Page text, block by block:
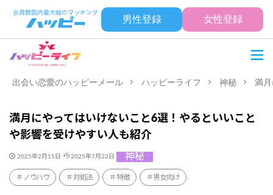
男性登録 女性登録
出会い恋愛のハッピーメール ハッピーライフ 神秘 満
満月にやってはいけないこと6選！やるといいこと
や影響を受けやすい人も紹介
2025年2月15日 2025年7月22日 神秘
ノウハウ 対処法 特徴 男女向け